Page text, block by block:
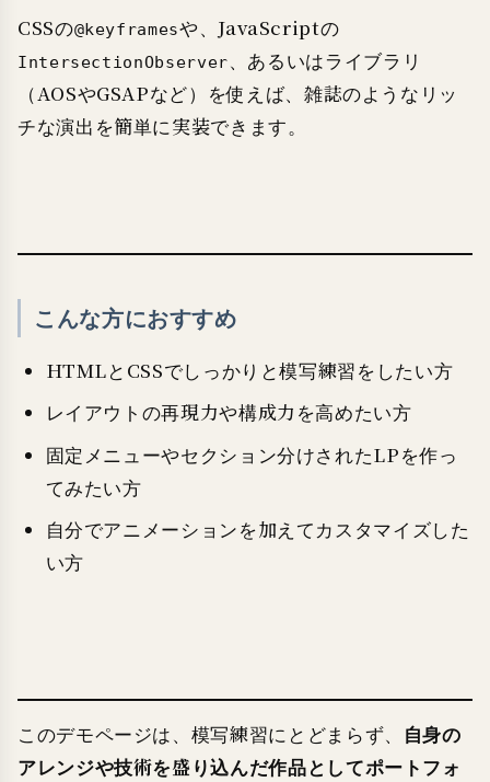
CSSの@keyframesや、JavaScriptの
IntersectionObserver、あるいはライブラリ
（AOSやGSAPなど）を使えば、雑誌のようなリッ
チな演出を簡単に実装できます。
こんな方におすすめ
HTMLとCSSでしっかりと模写練習をしたい方
レイアウトの再現力や構成力を高めたい方
固定メニューやセクション分けされたLPを作っ
てみたい方
自分でアニメーションを加えてカスタマイズした
い方
このデモページは、模写練習にとどまらず、 自身の
アレンジや技術を盛り込んだ作品としてポートフォ